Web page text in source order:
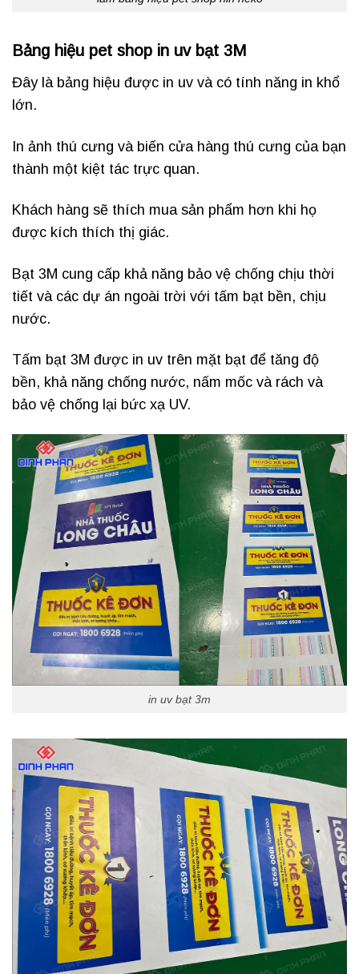
Bảng hiệu pet shop in uv bạt 3M
Đây là bảng hiệu được in uv và có tính năng in khổ
lớn.
In ảnh thú cưng và biến cửa hàng thú cưng của bạn
thành một kiệt tác trực quan.
Khách hàng sẽ thích mua sản phẩm hơn khi họ
được kích thích thị giác.
Bạt 3M cung cấp khả năng bảo vệ chống chịu thời
tiết và các dự án ngoài trời với tấm bạt bền, chịu
nước.
Tấm bạt 3M được in uv trên mặt bạt để tăng độ
bền, khả năng chống nước, nấm mốc và rách và
bảo vệ chống lại bức xạ UV.
in uv bạt 3m